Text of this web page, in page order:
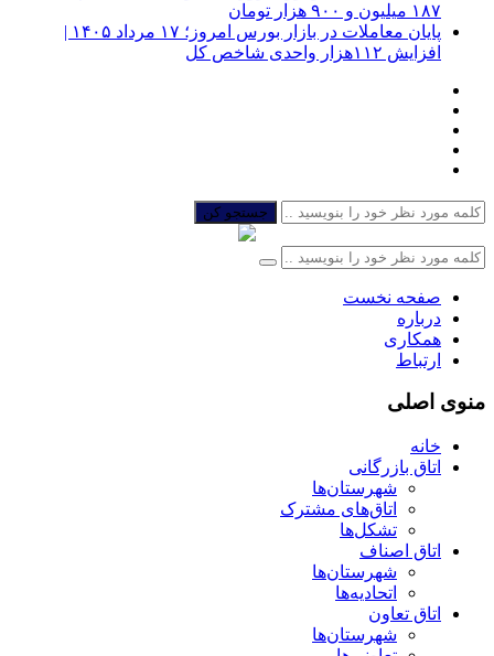
۱۸۷ میلیون و ۹۰۰ هزار تومان
پایان معاملات در بازار بورس امروز؛ ۱۷ مرداد ۱۴۰۵ |
افزایش ۱۱۲هزار واحدی شاخص کل
جستجو کن
صفحه نخست
درباره
همکاری
ارتباط
منوی اصلی
خانه
اتاق بازرگانی
شهرستان‌ها
اتاق‌های مشترک
تشکل‌ها
اتاق اصناف
شهرستان‌ها
اتحادیه‌ها
اتاق تعاون
شهرستان‌ها